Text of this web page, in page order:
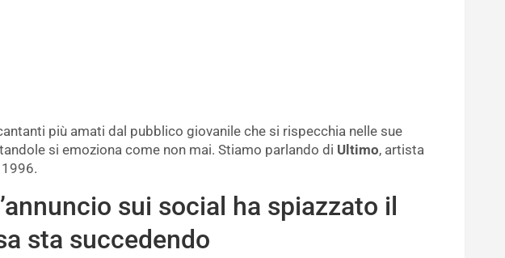
più amati dal pubblico giovanile che si rispecchia nelle sue
si emoziona come non mai. Stiamo parlando di Ultimo, artista
sui social ha spiazzato il
sta succedendo